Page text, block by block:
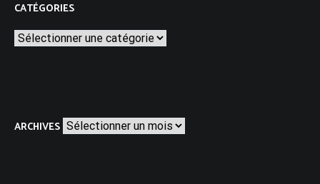
CATÉGORIES
Catégories
ARCHIVES Archives